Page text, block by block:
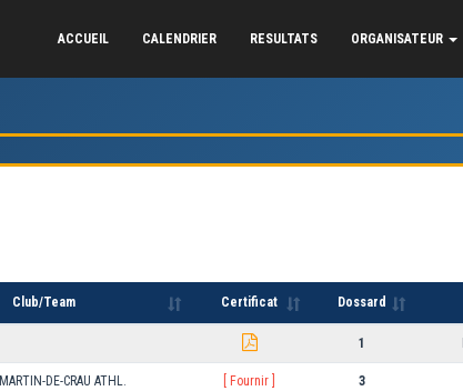
ACCUEIL CALENDRIER RESULTATS ORGANISATEUR
Club/Team Certificat Dossard
1
DE-CRAU ATHL. [ Fournir ] 3